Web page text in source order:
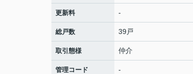
更新料 -
総戸数 39戸
取引態様 仲介
管理コード -